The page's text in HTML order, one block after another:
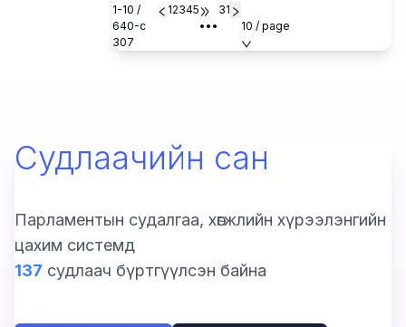
1-10 /
640-с
307
12345
•••
31
10 / page
Судлаачийн сан
Парламентын судалгаа, хөгжлийн хүрээлэнгийн
цахим системд
137 судлаач бүртгүүлсэн байна